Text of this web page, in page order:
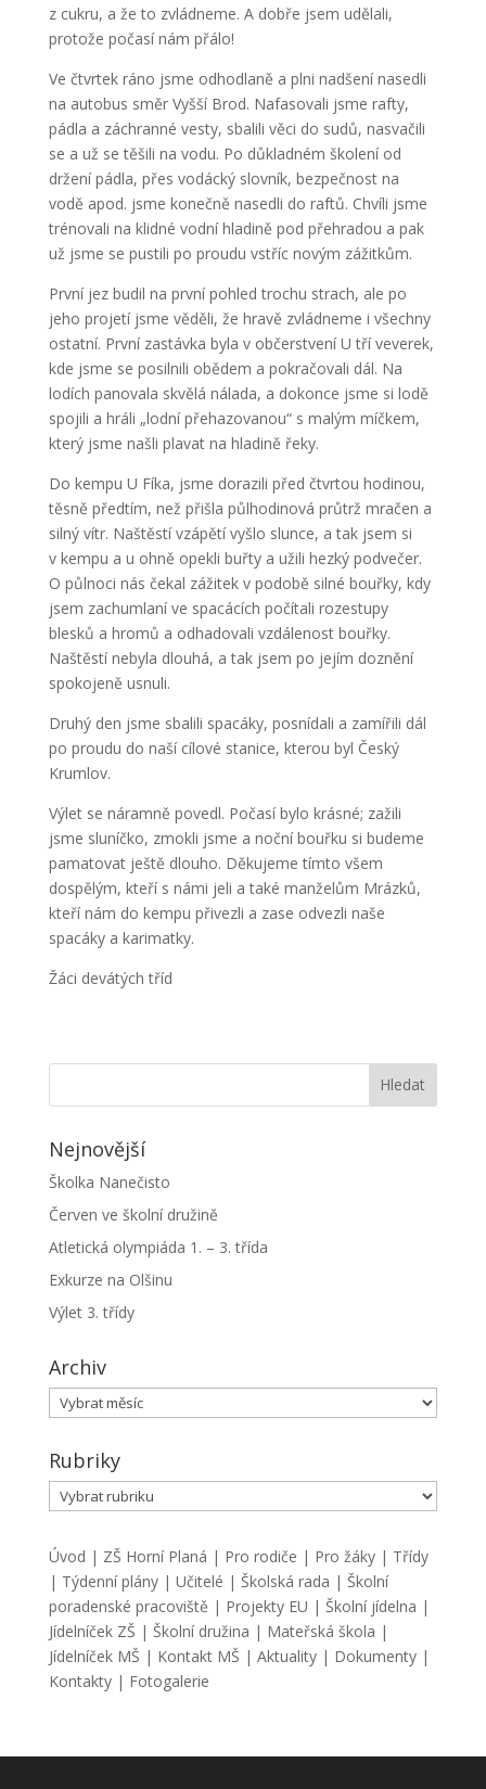
z cukru, a že to zvládneme. A dobře jsem udělali,
protože počasí nám přálo!
Ve čtvrtek ráno jsme odhodlaně a plni nadšení nasedli
na autobus směr Vyšší Brod. Nafasovali jsme rafty,
pádla a záchranné vesty, sbalili věci do sudů, nasvačili
se a už se těšili na vodu. Po důkladném školení od
držení pádla, přes vodácký slovník, bezpečnost na
vodě apod. jsme konečně nasedli do raftů. Chvíli jsme
trénovali na klidné vodní hladině pod přehradou a pak
už jsme se pustili po proudu vstříc novým zážitkům.
První jez budil na první pohled trochu strach, ale po
jeho projetí jsme věděli, že hravě zvládneme i všechny
ostatní. První zastávka byla v občerstvení U tří veverek,
kde jsme se posilnili obědem a pokračovali dál. Na
lodích panovala skvělá nálada, a dokonce jsme si lodě
spojili a hráli „lodní přehazovanou“ s malým míčkem,
který jsme našli plavat na hladině řeky.
Do kempu U Fíka, jsme dorazili před čtvrtou hodinou,
těsně předtím, než přišla půlhodinová průtrž mračen a
silný vítr. Naštěstí vzápětí vyšlo slunce, a tak jsem si
v kempu a u ohně opekli buřty a užili hezký podvečer.
O půlnoci nás čekal zážitek v podobě silné bouřky, kdy
jsem zachumlaní ve spacácích počítali rozestupy
blesků a hromů a odhadovali vzdálenost bouřky.
Naštěstí nebyla dlouhá, a tak jsem po jejím doznění
spokojeně usnuli.
Druhý den jsme sbalili spacáky, posnídali a zamířili dál
po proudu do naší cílové stanice, kterou byl Český
Krumlov.
Výlet se náramně povedl. Počasí bylo krásné; zažili
jsme sluníčko, zmokli jsme a noční bouřku si budeme
pamatovat ještě dlouho. Děkujeme tímto všem
dospělým, kteří s námi jeli a také manželům Mrázků,
kteří nám do kempu přivezli a zase odvezli naše
spacáky a karimatky.
Žáci devátých tříd
Nejnovější
Školka Nanečisto
Červen ve školní družině
Atletická olympiáda 1. – 3. třída
Exkurze na Olšinu
Výlet 3. třídy
Archiv
Archiv
Rubriky
Rubriky
Úvod | ZŠ Horní Planá | Pro rodiče | Pro žáky| Třídy
| Týdenní plány| Učitelé | Školská rada | Školní
poradenské pracoviště | Projekty EU | Školní jídelna |
Jídelníček ZŠ | Školní družina | Mateřská škola |
Jídelníček MŠ | Kontakt MŠ | Aktuality| Dokumenty|
Kontakty| Fotogalerie